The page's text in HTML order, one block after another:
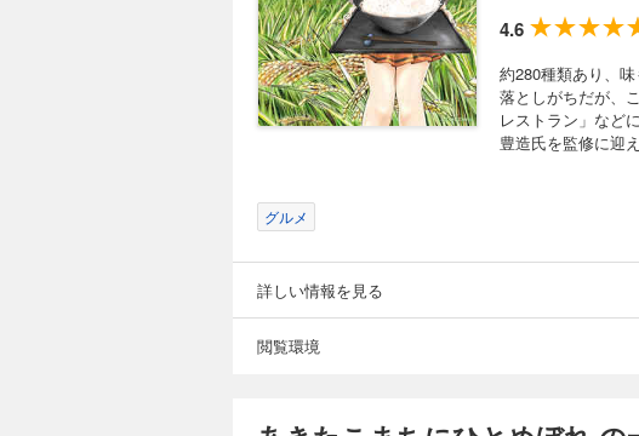
4.6
約280種類あり、
落としがちだが、
レストラン」など
豊造氏を監修に迎
グルメ
詳しい情報を見る
閲覧環境